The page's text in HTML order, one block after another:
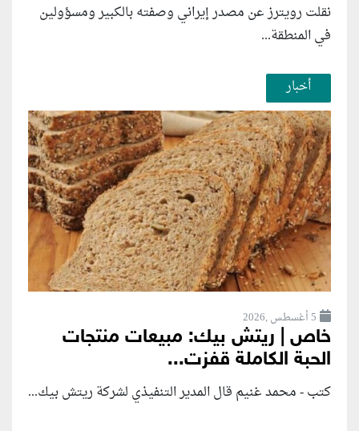
نقلت رويترز عن مصدر إيراني وصفته بالكبير ومسؤولين
في المنطقة...
أخبار
5 أغسطس ,2026
خاص | ريتش بيك: مبيعات منتجات
الحبة الكاملة قفزت...
كتب - محمد غنيم قال المدير التنفيذي لشركة ريتش بيك...